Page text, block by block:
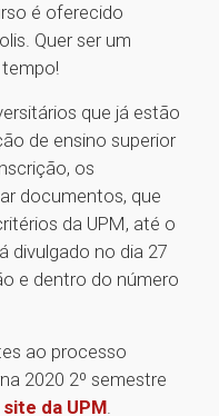
é oferecido
Quer ser um
que já estão
de ensino superior
os
documentos, que
da UPM, até o
divulgado no dia 27
e dentro do número
ao processo
2020 2º semestre
site da UPM.